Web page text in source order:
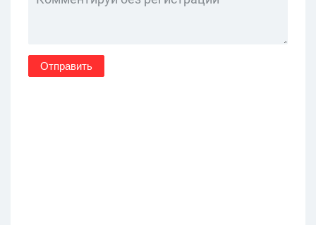
Отправить